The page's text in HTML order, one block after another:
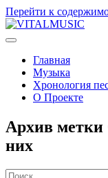
Перейти к
V
Главная
Музыка
Хронология
О Проекте
Архив метки
них